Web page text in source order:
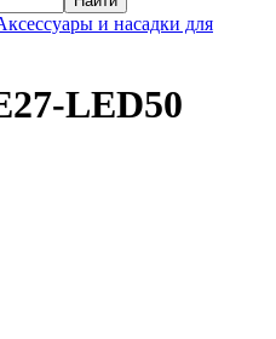
и насадки для
LED50